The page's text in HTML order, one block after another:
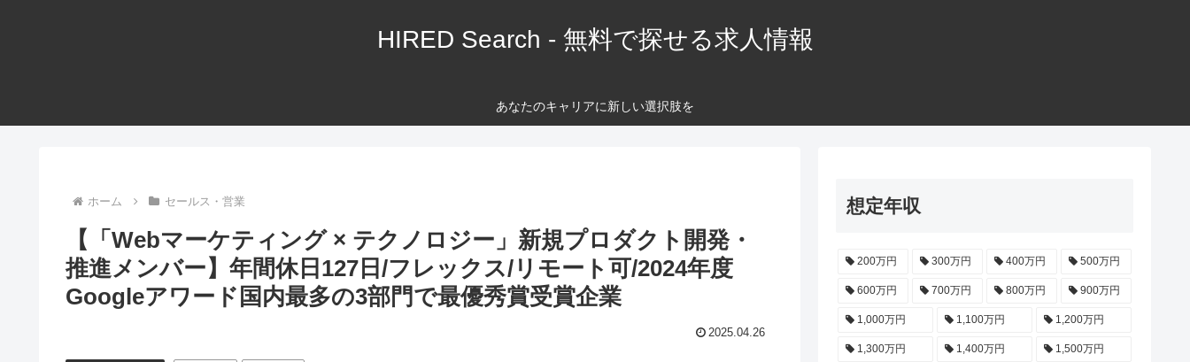
HIRED Search - 無料で探せる求人情報
あなたのキャリアに新しい選択肢を
ホーム セールス・営業
【「Webマーケティング × テクノロジー」新規プロダクト開発・
推進メンバー】年間休日127日/フレックス/リモート可/2024年度
Googleアワード国内最多の3部門で最優秀賞受賞企業
2025.04.26
想定年収
200万円 300万円 400万円 500万円
600万円 700万円 800万円 900万円
1,000万円 1,100万円 1,200万円
1,300万円 1,400万円 1,500万円